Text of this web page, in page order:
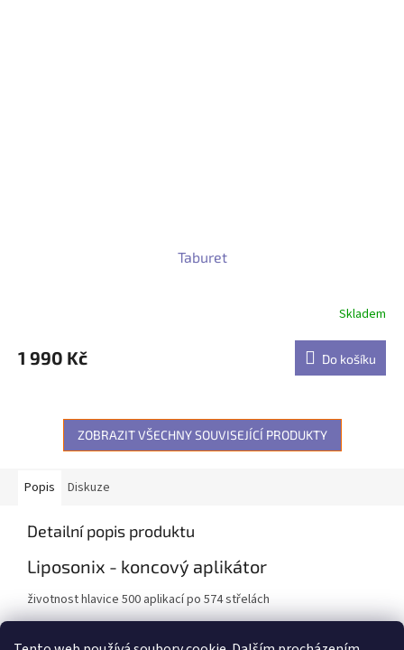
Taburet
Skladem
1 990 Kč Do košíku
ZOBRAZIT VŠECHNY SOUVISEJÍCÍ PRODUKTY
Popis Diskuze
Detailní popis produktu
Liposonix - koncový aplikátor
životnost hlavice 500 aplikací po 574 střelách